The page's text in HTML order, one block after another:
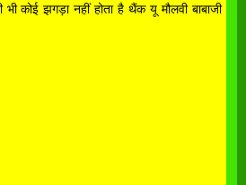
कोई झगड़ा नहीं होता है थैंक यू मौलवी बाबाजी